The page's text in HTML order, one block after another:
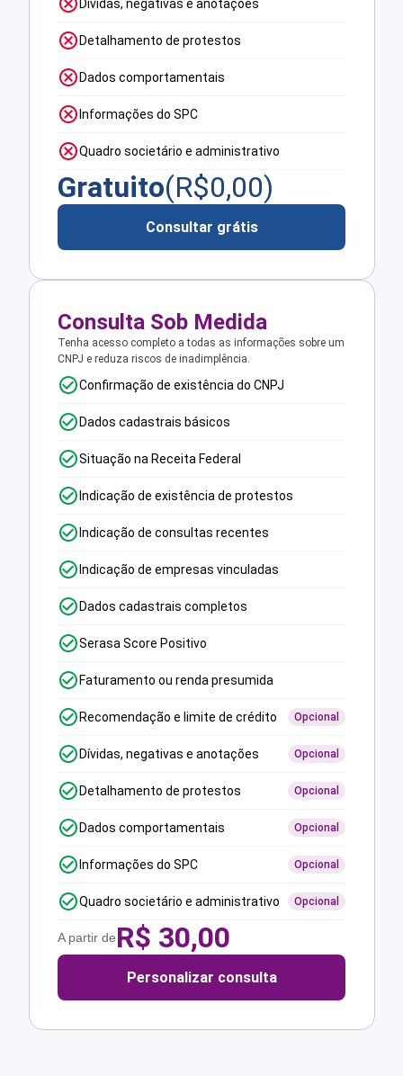
Dívidas, negativas e anotações
Detalhamento de protestos
Dados comportamentais
Informações do SPC
Quadro societário e administrativo
Gratuito(R$0,00)
Consultar grátis
Consulta Sob Medida
Tenha acesso completo a todas as informações sobre um
CNPJ e reduza riscos de inadimplência.
Confirmação de existência do CNPJ
Dados cadastrais básicos
Situação na Receita Federal
Indicação de existência de protestos
Indicação de consultas recentes
Indicação de empresas vinculadas
Dados cadastrais completos
Serasa Score Positivo
Faturamento ou renda presumida
Recomendação e limite de crédito Opcional
Dívidas, negativas e anotações Opcional
Detalhamento de protestos Opcional
Dados comportamentais Opcional
Informações do SPC Opcional
Quadro societário e administrativo Opcional
A partir deR$ 30,00
Personalizar consulta